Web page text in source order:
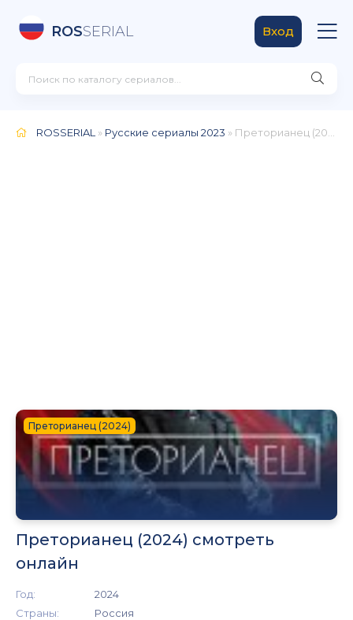
ROSSERIAL Вход
ROSSERIAL » Русские сериалы 2023 » Преторианец (2024)
Преторианец (2024)
Преторианец (2024) смотреть
онлайн
Год:
2024
Страны:
Россия